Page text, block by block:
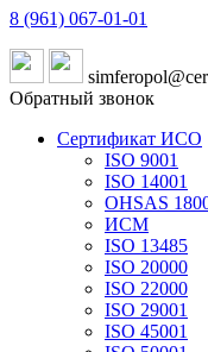
8 (961) 067-01-01
Обратный звонок
Сертификат ИСО
ISO 9001
ISO 14001
OHSAS
ИСМ
ISO 13485
ISO 20000
ISO 22000
ISO 29001
ISO 45001